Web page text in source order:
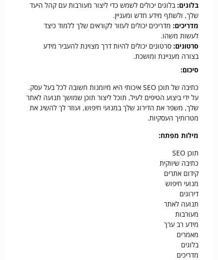
בלוגים: בלוגים יכולים לשמש כדי ליצור מעורבות עם קהל היעד
שלך, ולשתף מידע חדש ומעניין.
מדריכים: מדריכים יכולים לעזור לקוראים שלך ללמוד כיצד
לעשות משהו.
סרטונים: סרטונים יכולים להיות דרך מצוינת להעביר מידע
בצורה מעניינת ומושכת.
סיכום:
כתיבה של תוכן SEO איכותי היא מיומנות חשובה לכל בעל עסק.
על ידי ביצוע הטיפים לעיל, תוכל ליצור תוכן שמושך תנועה לאתר
שלך, משפר את הדירוג שלך במנועי חיפוש, ועוזר לך להשיג את
מטרותיך העסקיות.
מילות מפתח:
תוכן SEO
כתיבה שיווקית
קידום אתרים
מנועי חיפוש
דירוגים
תנועה לאתר
מעורבות
מידע רב ערך
מאמרים
בלוגים
מדריכים